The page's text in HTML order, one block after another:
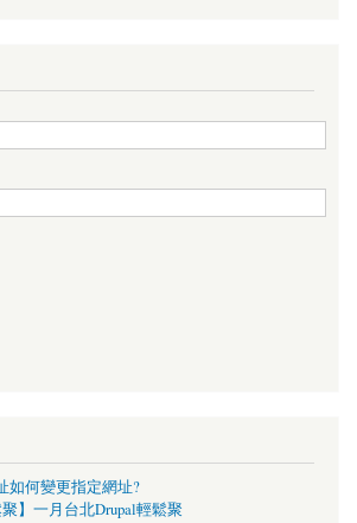
如何變更指定網址?
聚】一月台北Drupal輕鬆聚